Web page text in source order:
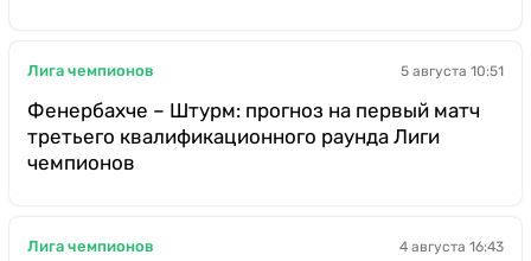
Лига чемпионов 5 августа 10:51
Фенербахче – Штурм: прогноз на первый матч
третьего квалификационного раунда Лиги
чемпионов
Лига чемпионов 4 августа 16:43